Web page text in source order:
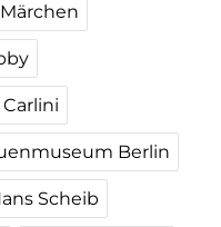
Berlin
Scheib